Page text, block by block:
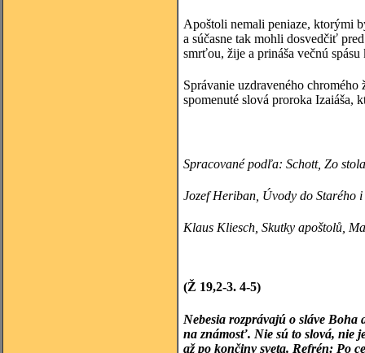
Apoštoli nemali peniaze, ktorými
a súčasne tak mohli dosvedčiť
smrťou, žije a prináša večnú
Správanie uzdraveného chromého
spomenuté slová proroka Izaiáša,
Spracované podľa: Schott, Zo
Jozef Heriban, Úvody do Starého
Klaus Kliesch, Skutky apoštolů,
(Ž 19,2-3. 4-5)
Nebesia rozprávajú o sláve
na známosť. Nie sú to slová, nie
až po končiny sveta. Refrén: Po